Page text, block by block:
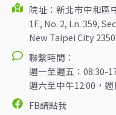
院址：新北市中和區
1F., No. 2, Ln. 359,
New Taipei City
聯繫時間：
週一至週五：08:30-
週六至中午12:00，週
FB請點我